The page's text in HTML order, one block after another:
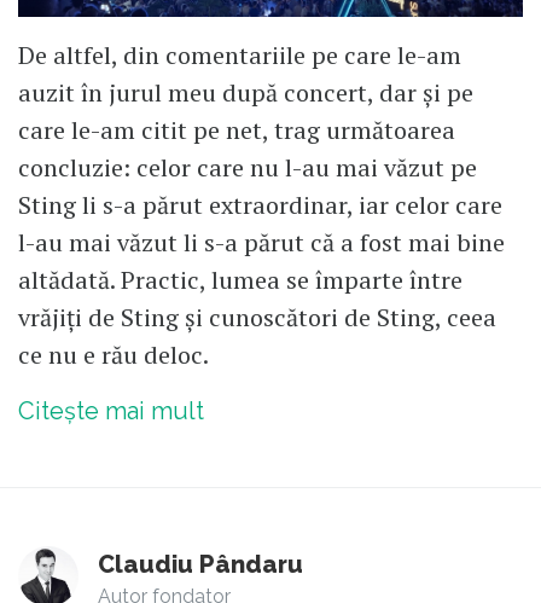
De altfel, din comentariile pe care le-am
auzit în jurul meu după concert, dar și pe
care le-am citit pe net, trag următoarea
concluzie: celor care nu l-au mai văzut pe
Sting li s-a părut extraordinar, iar celor care
l-au mai văzut li s-a părut că a fost mai bine
altădată. Practic, lumea se împarte între
vrăjiți de Sting și cunoscători de Sting, ceea
ce nu e rău deloc.
Citește mai mult
Claudiu Pândaru
Autor fondator